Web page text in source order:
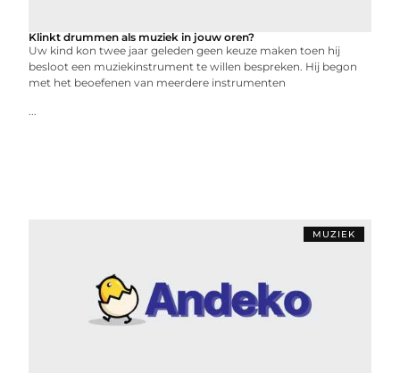
Klinkt drummen als muziek in jouw oren?
Uw kind kon twee jaar geleden geen keuze maken toen hij
besloot een muziekinstrument te willen bespreken. Hij begon
met het beoefenen van meerdere instrumenten
...
MUZIEK